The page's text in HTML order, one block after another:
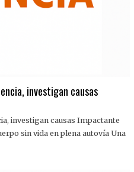
investigan causas
investigan causas Impactante
sin vida en plena autovía Una